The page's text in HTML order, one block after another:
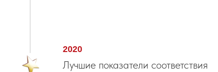
2020
Лучшие показатели соответствия